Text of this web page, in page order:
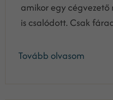
amikor egy
is csalódott. Csak
Tovább olvasom